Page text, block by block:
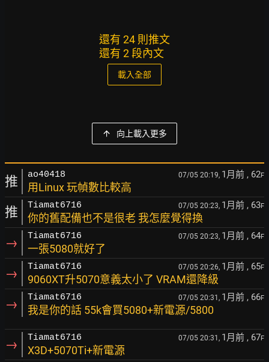
還有 24 則推文
還有 2 段內文
載入全部
向上載入更多
推 ao40418 07/05 20:19, 1月前 , 62F
用Linux 玩幀數比較高
推 Tiamat6716 07/05 20:23, 1月前 , 63F
你的舊配備也不是很老 我怎麼覺得換
→ Tiamat6716 07/05 20:23, 1月前 , 64F
一張5080就好了
→ Tiamat6716 07/05 20:26, 1月前 , 65F
9060XT升5070意義太小了 VRAM還降級
→ Tiamat6716 07/05 20:31, 1月前 , 66F
我是你的話 55k會買5080+新電源/5800
→ Tiamat6716 07/05 20:31, 1月前 , 67F
X3D+5070Ti+新電源